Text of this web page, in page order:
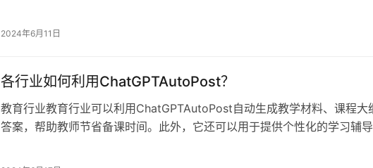
2024年6月11日
各行业如何利用ChatGPTAutoPost？
教育行业教育行业可以利用ChatGPTAutoPost自动生成教学材料、课程大
答案，帮助教师节省备课时间。此外，它还可以用于提供个性化的学习辅导